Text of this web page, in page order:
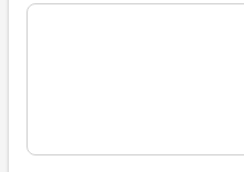
※具体的に、どのような情